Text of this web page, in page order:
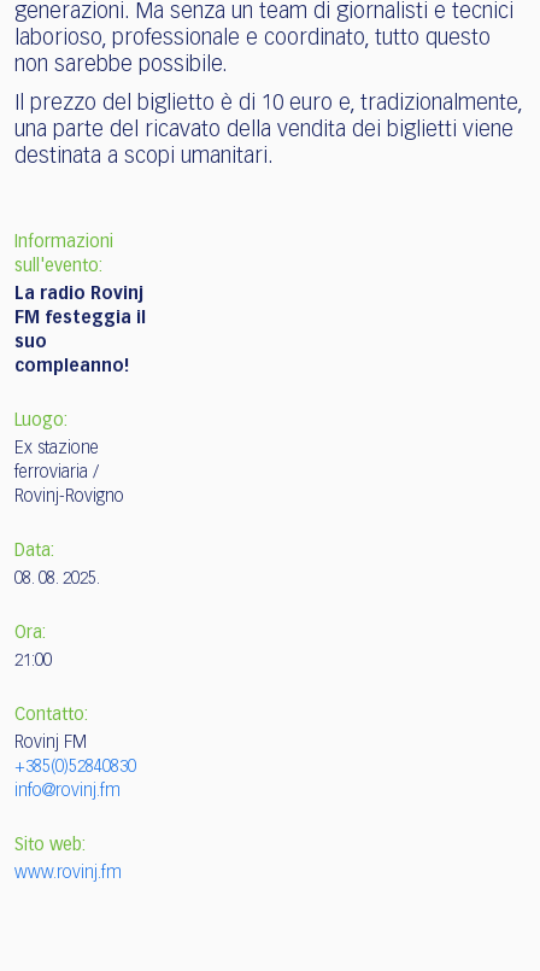
generazioni. Ma senza un team di giornalisti e tecnici
laborioso, professionale e coordinato, tutto questo
non sarebbe possibile.
Il prezzo del biglietto è di 10 euro e, tradizionalmente,
una parte del ricavato della vendita dei biglietti viene
destinata a scopi umanitari.
Informazioni
sull'evento:
La radio Rovinj
FM festeggia il
suo
compleanno!
Luogo:
Ex stazione
ferroviaria /
Rovinj-Rovigno
Data:
08. 08. 2025.
Ora:
21:00
Contatto:
Rovinj FM
+385(0)52840830
info@rovinj.fm
Sito web:
www.rovinj.fm